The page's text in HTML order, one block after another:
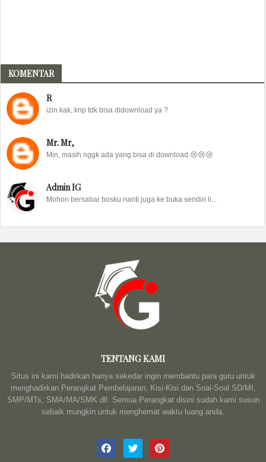
KOMENTAR
R
izin kak, knp tdk bisa didownload ya ?
Mr. Mr,
Min, masih nggk ada yang bisa di download 😢😢😢
Admin IG
Mohon bersabar bosku nanti juga ke buka sendiri li...
TENTANG KAMI
Situs ini kami hadirkan hanya sekedar ingin membantu para guru untuk
menghadirkan Perangkat Pembelajaran, Kisi-Kisi dan Soal-Soal SD/MI,
SMP/MTs, SMA/MA/SMK dll. Semua Perangkat disini sudah kami susun
sebaik mungkin untuk menghemat waktu luang anda.